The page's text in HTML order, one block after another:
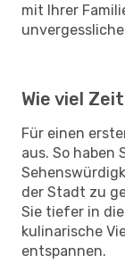
mit Ihrer
Wie viel
Für einen
aus. So haben
der Stadt zu
Sie tiefer in
kulinarische
entspannen.